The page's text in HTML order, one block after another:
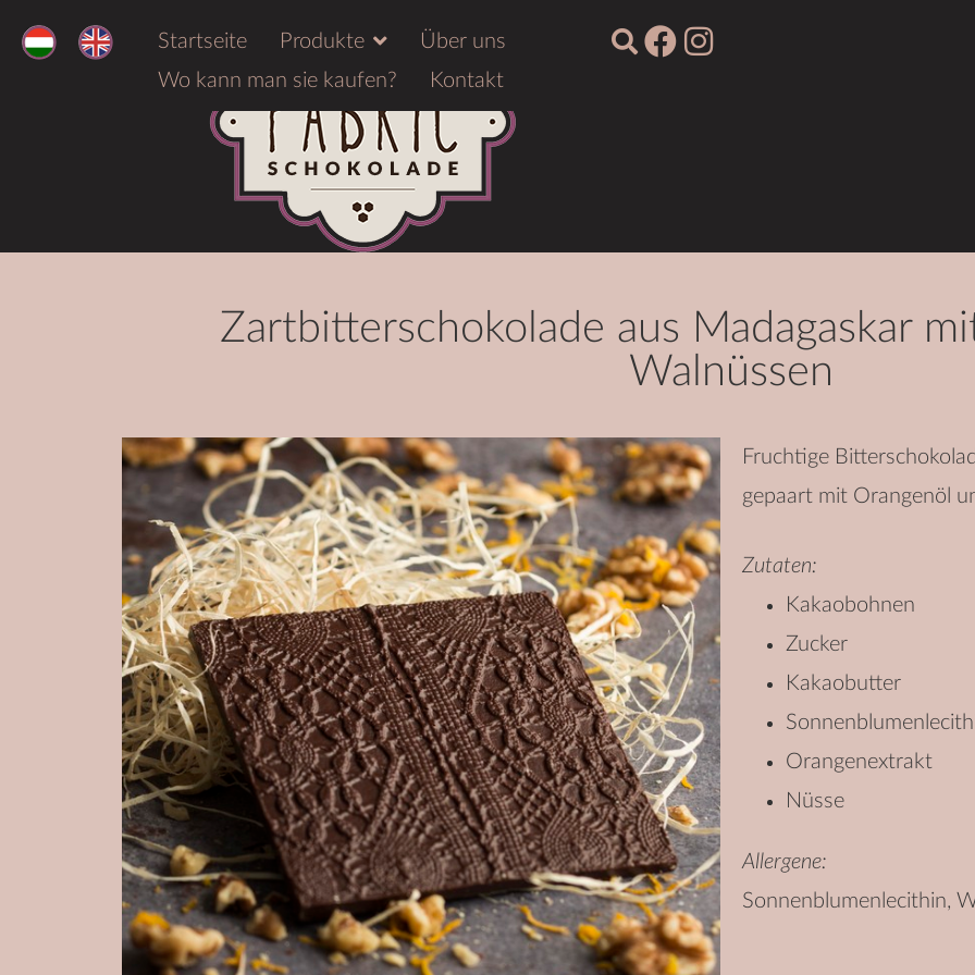
Startseite Produkte
Über uns
Wo kann man sie kaufen?
Kontakt
Zartbitterschokolade aus Madagaskar
Walnüssen
Fruchtige
gepaart mit Orangenöl
Zutaten:
Kakaobohnen
Zucker
Kakaobutter
Orangenextrakt
Nüsse
Allergene:
Sonnenblumenlecithin,